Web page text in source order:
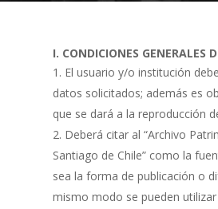
I. CONDICIONES GENERALES
El usuario y/o institución
datos solicitados; además es
que se dará a la reproducción
Deberá citar al “Archivo
Santiago de Chile” como la
sea la forma de publicación o
mismo modo se pueden